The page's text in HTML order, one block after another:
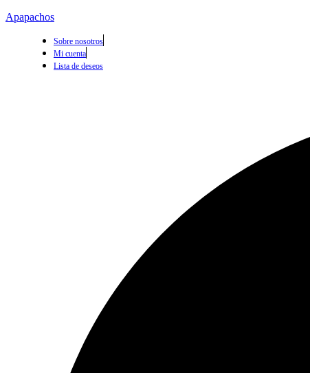
Apapachos
Sobre nosotros
Mi cuenta
Lista de deseos